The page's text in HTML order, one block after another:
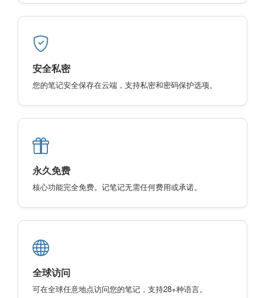
安全私密
您的笔记安全保存在云端，支持私密和密码保护选项。
永久免费
核心功能完全免费。记笔记无需任何费用或承诺。
全球访问
可在全球任意地点访问您的笔记，支持28+种语言。